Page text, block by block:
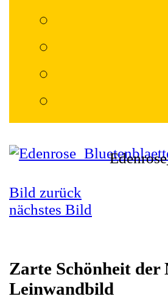
Bild zurück
nächstes Bild
Zarte Schönheit der
Leinwandbild